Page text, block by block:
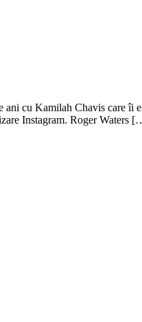
cu Kamilah Chavis care îi
Instagram. Roger Waters